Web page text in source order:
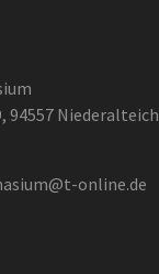
94557 Niederalteich
online.de